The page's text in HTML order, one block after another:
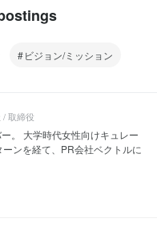
ビジョン/ミッション
/ 取締役
。 大学時代女性向けキュレー
ンを経て、PR会社ベクトルに